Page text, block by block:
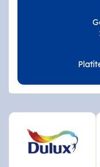
Tmely a lepidla
Štětce,
ZNAČKY